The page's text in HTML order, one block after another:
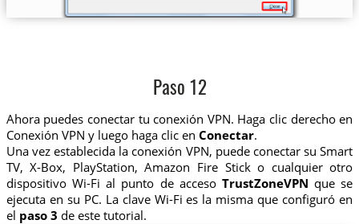
Paso 12
Ahora puedes conectar tu conexión VPN. Haga clic derecho en
Conexión VPN y luego haga clic en Conectar.
Una vez establecida la conexión VPN, puede conectar su Smart
TV, X-Box, PlayStation, Amazon Fire Stick o cualquier otro
dispositivo Wi-Fi al punto de acceso TrustZoneVPN que se
ejecuta en su PC. La clave Wi-Fi es la misma que configuró en
el paso 3 de este tutorial.